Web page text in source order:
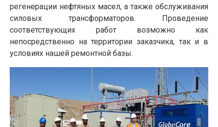
регенерации нефтяных масел, а также обслуживания
силовых трансформаторов. Проведение
соответствующих работ возможно как
непосредственно на территории заказчика, так и в
условиях нашей ремонтной базы.